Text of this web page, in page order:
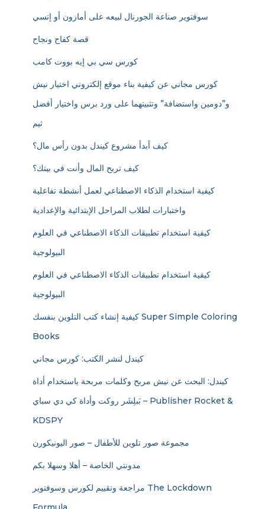
سوفتوير صناعة الجورنال لبيعه على أمازون أو إتسي
قصة كفاح ونجاح
كورس سي بي إيه بووت كامب
كورس مجاني عن كيفية بناء موقع إلكتروني اختيار نيش
و”دومين واستضافة” وتثبيتهما على ورد برس واختيار أفضل
ثيم
كيف أبدأ مشروع كيندل بدون رأس مال؟
كيف تربح المال وأنت في بيتك؟
كيفية استخدام الذكاء الاصطناعي لعمل أنشطة تفاعلية
واختبارات لطلاب المراحل الإبتدائية والإعدادية
كيفية استخدام تطبيقات الذكاء الاصطناعي في العلوم
كيفية استخدام تطبيقات الذكاء الاصطناعي في العلوم
كيفية إنشاء كتب التلوين بنفسك Super Simple Coloring
Books
كيندل لنشر الكتب: كورس مجاني
كيندل: البحث عن نيش مربح وكلمات مربحة باستخدام أداة
بَبلِشَر روكت وأداة كي دي سباي – Publisher Rocket &
KDSPY
مجموعة صور تلوين للأطفال – صور اليونيكورن
مدونتي الخاصة – أهلا وسهلا بكم
مراجعة وتقييم لكورس وسوفتوير The Lockdown